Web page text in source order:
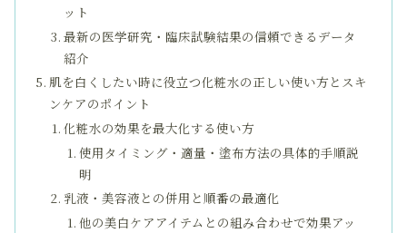
ット
最新の医学研究・臨床試験結果の信頼できるデータ
紹介
肌を白くしたい時に役立つ化粧水の正しい使い方とスキ
ンケアのポイント
化粧水の効果を最大化する使い方
使用タイミング・適量・塗布方法の具体的手順説
明
乳液・美容液との併用と順番の最適化
他の美白ケアアイテムとの組み合わせで効果アッ